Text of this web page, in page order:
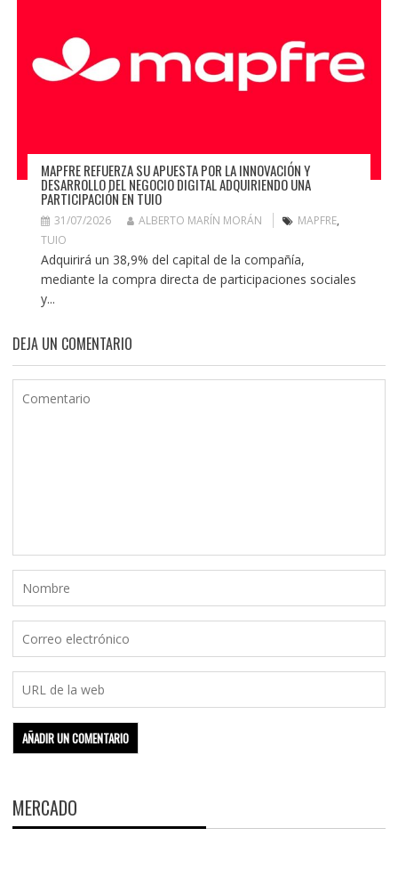
MAPFRE REFUERZA SU APUESTA POR LA INNOVACIÓN Y
DESARROLLO DEL NEGOCIO DIGITAL ADQUIRIENDO UNA
PARTICIPACIÓN EN TUIO
31/07/2026 ALBERTO MARÍN MORÁN MAPFRE,
TUIO
Adquirirá un 38,9% del capital de la compañía,
mediante la compra directa de participaciones sociales
y...
DEJA UN COMENTARIO
MERCADO